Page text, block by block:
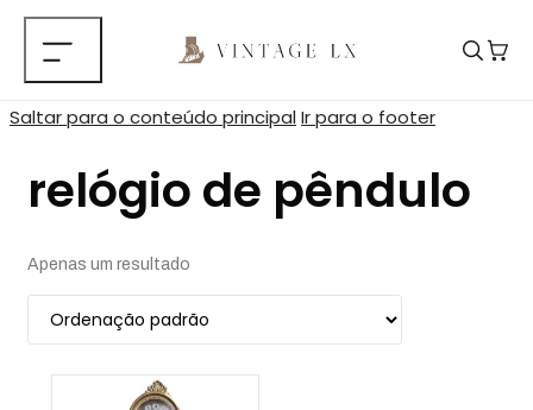
Saltar para o conteúdo principalIr para o footer
relógio de pêndulo
Apenas um resultado